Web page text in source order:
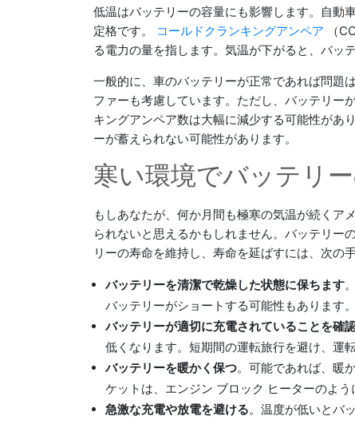
低温はバッテリーの容量にも影響します。自動
定格です。
コールドクランキングアンペア （
る電力の量を指します。気温が下がると、バッ
一般的に、車のバッテリーが正常であれば問題
ファーも考慮しています。ただし、バッテリー
キングアンペア数は大幅に減少する可能性があ
ーが蓄えられない可能性があります。
寒い環境でバッテリ
もしあなたが、何か月間も極寒の気温が続くア
られないと思えるかもしれません。バッテリー
リーの寿命を維持し、寿命を延ばすには、次の
バッテリーを清潔で乾燥した状態に保ちます
バッテリーがショートする可能性もあります。
バッテリーが適切に充電されていることを確
低くなります。短期間の運転旅行を避け、運
バッテリーを暖かく保つ。可能であれば、暖
ケットは、エンジン ブロック ヒーターのよ
急激な充電や放電を避ける。温度が低いとバ